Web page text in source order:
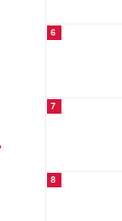
6
7
8